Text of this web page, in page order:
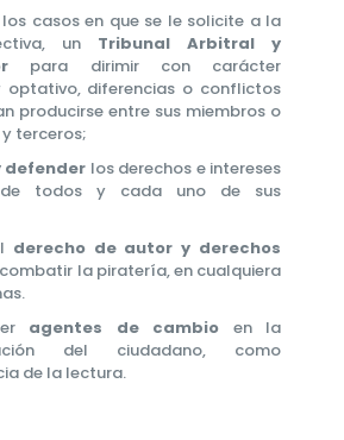
casos en que se le solicite a la
un Tribunal Arbitral y
para dirimir con carácter
optativo, diferencias o conflictos
producirse entre sus miembros o
terceros;
defender los derechos e intereses
de todos y cada uno de sus
derecho de autor y derechos
la piratería, en cualquiera
agentes de cambio en la
del ciudadano, como
de la lectura.